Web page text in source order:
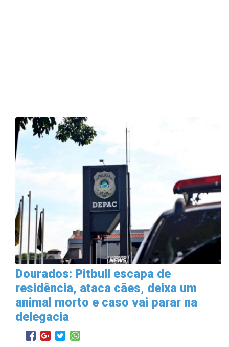
Dourados: Pitbull escapa de
residência, ataca cães, deixa um
animal morto e caso vai parar na
delegacia